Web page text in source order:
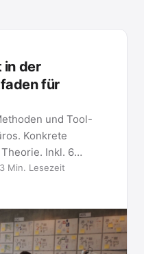
in der
für
und Tool-
Konkrete
Inkl. 6
Min. Lesezeit